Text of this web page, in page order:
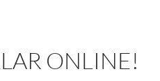
ONLINE!